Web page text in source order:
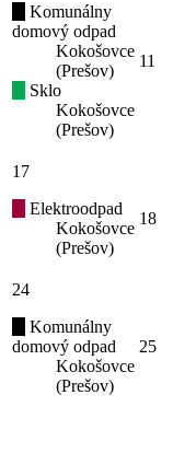
Komunálny
domový odpad
Kokošovce
(Prešov)
Sklo
Kokošovce
(Prešov)
11
17
Elektroodpad
Kokošovce
(Prešov)
18
24
Komunálny
domový odpad
Kokošovce
(Prešov)
25